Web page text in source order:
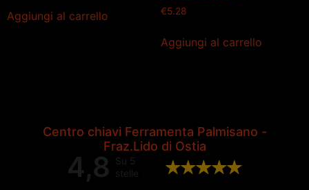
Aggiungi al carrello €5.28
Aggiungi al carrello
Centro chiavi Ferramenta Palmisano -
Fraz.Lido di Ostia
4,8
Su 5
stelle